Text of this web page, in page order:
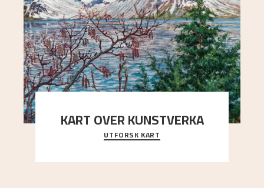
KART OVER KUNSTVERKA
Utforsk stedene og utsiktene i Astrups malerier
UTFORSK KART